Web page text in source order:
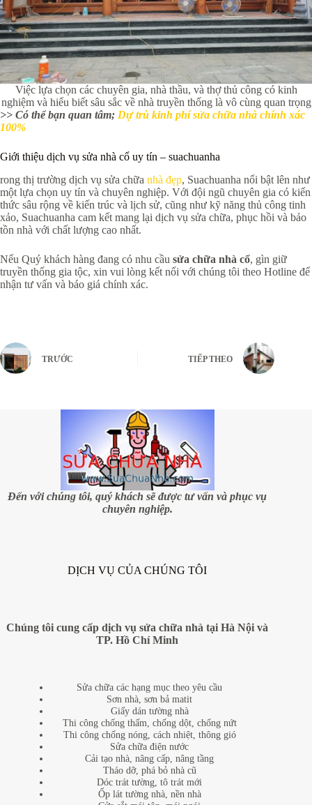
Việc lựa chọn các chuyên gia, nhà thầu, và thợ thủ công có kinh
nghiệm và hiểu biết sâu sắc về nhà truyền thống là vô cùng quan trọng
>> Có thể bạn quan tâm; Dự trù kinh phí sửa chữa nhà chính xác
100%
Giới thiệu dịch vụ sửa nhà cổ uy tín – suachuanha
rong thị trường dịch vụ sửa chữa nhà đẹp, Suachuanha nổi bật lên như
một lựa chọn uy tín và chuyên nghiệp. Với đội ngũ chuyên gia có kiến
thức sâu rộng về kiến trúc và lịch sử, cũng như kỹ năng thủ công tinh
xảo, Suachuanha cam kết mang lại dịch vụ sửa chữa, phục hồi và bảo
tồn nhà với chất lượng cao nhất.
Nếu Quý khách hàng đang có nhu cầu sửa chữa nhà cổ, gìn giữ
truyền thống gia tộc, xin vui lòng kết nối với chúng tôi theo Hotline để
nhận tư vấn và báo giá chính xác.
TRƯỚC TIẾP THEO
Đến với chúng tôi, quý khách sẽ được tư vấn và phục vụ
chuyên nghiệp.
DỊCH VỤ CỦA CHÚNG TÔI
Chúng tôi cung cấp dịch vụ sửa chữa nhà tại Hà Nội và
TP. Hồ Chí Minh
Sửa chữa các hạng mục theo yêu cầu
Sơn nhà, sơn bả matit
Giấy dán tường nhà
Thi công chống thấm, chống dột, chống nứt
Thi công chống nóng, cách nhiệt, thông gió
Sửa chữa điện nước
Cải tạo nhà, nâng cấp, nâng tầng
Tháo dỡ, phá bỏ nhà cũ
Dóc trát tường, tô trát mới
Ốp lát tường nhà, nền nhà